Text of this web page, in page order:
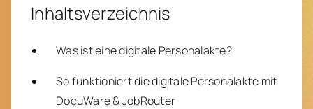
Inhaltsverzeichnis
Was ist eine digitale Personalakte?
So funktioniert die digitale Personalakte mit
DocuWare & JobRouter